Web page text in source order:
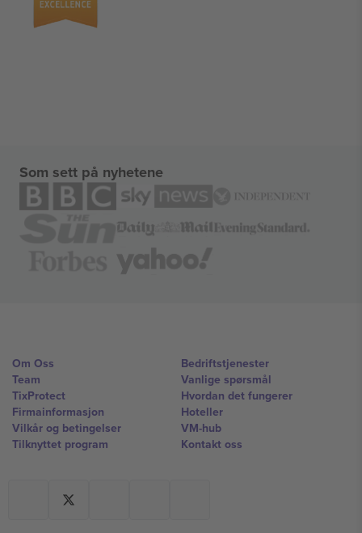
Som sett på nyhetene
Om Oss
Team
TixProtect
Firmainformasjon
Vilkår og betingelser
Tilknyttet program
Bedriftstjenester
Vanlige spørsmål
Hvordan det fungerer
Hoteller
VM-hub
Kontakt oss